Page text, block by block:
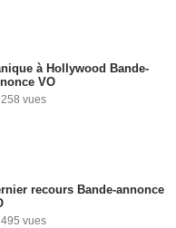
à Hollywood Bande-
VO
vues
recours Bande-annonce
495 vues